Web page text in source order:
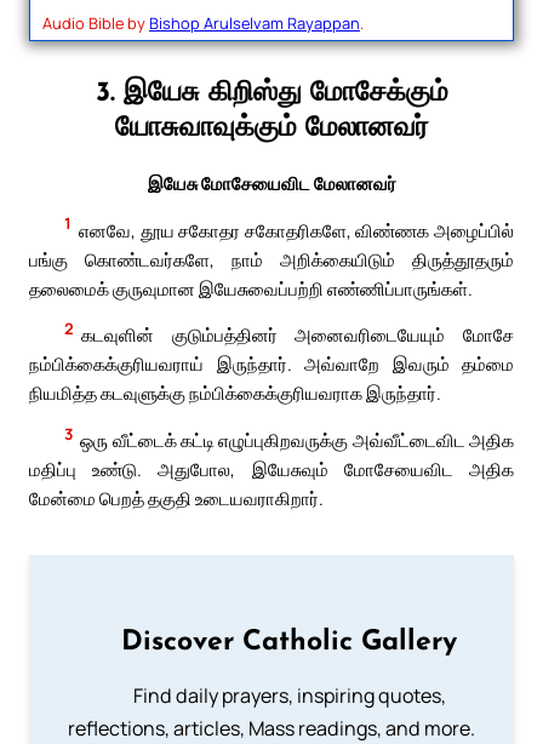
Audio Bible byBishop Arulselvam Rayappan.
3. இயேசு கிறிஸ்து மோசேக்கும்
யோசுவாவுக்கும் மேலானவர்
இயேசு மோசேயைவிட மேலானவர்
1 எனவே, தூய சகோதர சகோதரிகளே, விண்ணக அழைப்பில்
பங்கு கொண்டவர்களே, நாம் அறிக்கையிடும் திருத்தூதரும்
தலைமைக் குருவுமான இயேசுவைப்பற்றி எண்ணிப்பாருங்கள்.
2 கடவுளின் குடும்பத்தினர் அனைவரிடையேயும் மோசே
நம்பிக்கைக்குரியவராய் இருந்தார். அவ்வாறே இவரும் தம்மை
நியமித்த கடவுளுக்கு நம்பிக்கைக்குரியவராக இருந்தார்.
3 ஒரு வீட்டைக் கட்டி எழுப்புகிறவருக்கு அவ்வீட்டைவிட அதிக
மதிப்பு உண்டு. அதுபோல, இயேசுவும் மோசேயைவிட அதிக
மேன்மை பெறத் தகுதி உடையவராகிறார்.
Discover Catholic Gallery
Find daily prayers, inspiring quotes,
reflections, articles, Mass readings, and more.